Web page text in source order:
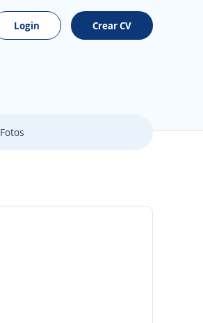
Login Crear CV
Fotos